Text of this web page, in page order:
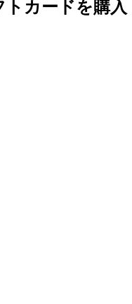
トカードを購入